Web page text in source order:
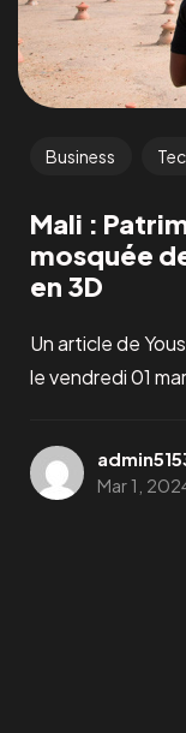
Business
Mali :
mosquée
en 3D
Un article de
le vendredi 01
Mar 1,